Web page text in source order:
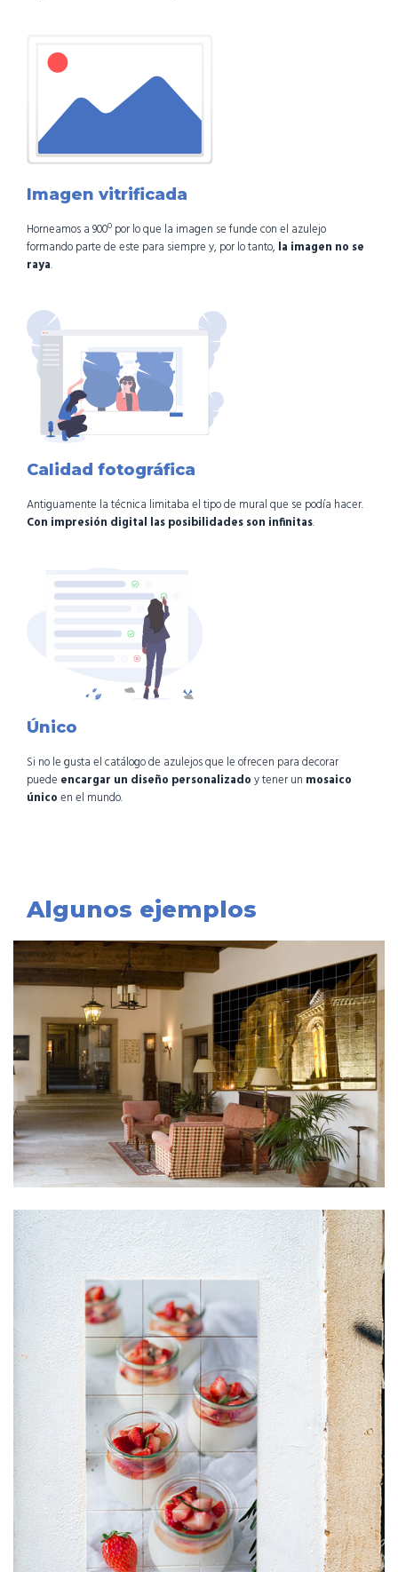
Imagen vitrificada
Horneamos a 900º por lo que la imagen se funde con el azulejo
formando parte de este para siempre y, por lo tanto, la imagen no se
raya.
Calidad fotográfica
Antiguamente la técnica limitaba el tipo de mural que se podía hacer.
Con impresión digital las posibilidades son infinitas.
Único
Si no le gusta el catálogo de azulejos que le ofrecen para decorar
puede encargar un diseño personalizadoy tener un mosaico
únicoen el mundo.
Algunos ejemplos